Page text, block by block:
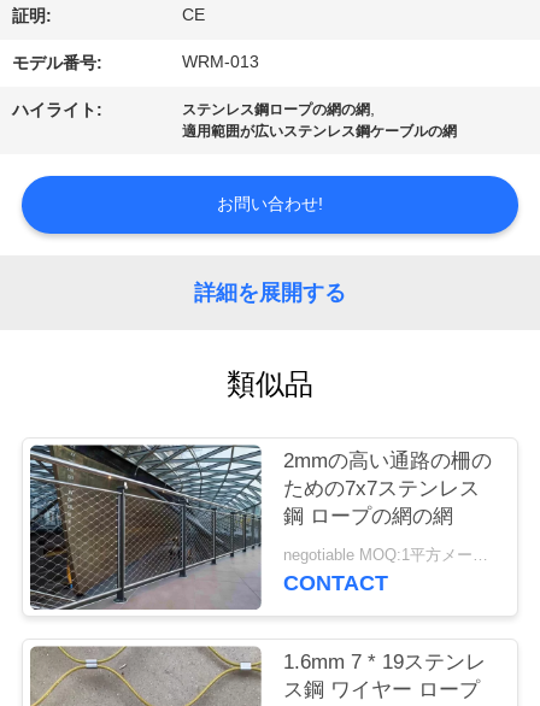
て
工
旅
管
理
私
達
に
証明: CE
モデル番号: WRM-013
ハイライト: ステンレス鋼ロープの網の網,
適用範囲が広いステンレス鋼ケーブルの網
お問い合わせ!
詳細を展開する
類似品
2mmの高い通路の柵の
ための7x7ステンレス
鋼 ロープの網の網
negotiable MOQ:1平方メートル
CONTACT
1.6mm 7 * 19ステンレ
ス鋼 ワイヤー ロープ